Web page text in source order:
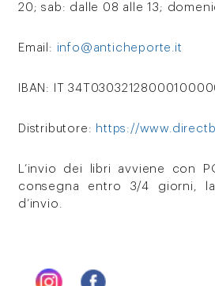
20; sab: dalle 08 alle 13;
Email: info@anticheporte.it
IBAN: IT
Distributore: https://
L’invio dei libri avviene con
consegna entro 3/4 giorni,
d’invio.